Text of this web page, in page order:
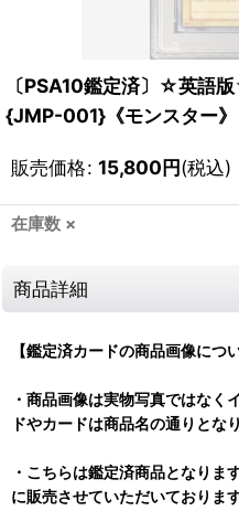
〔PSA10鑑定済〕☆英語
{JMP-001}《モンスター》
販売価格: 15,800円(税込)
在庫数 ×
商品詳細
【鑑定済カードの商品画像につい
・商品画像は実物写真ではなく
ドやカードは商品名の通りとな
・こちらは鑑定済商品となりま
に販売させていただいておりま